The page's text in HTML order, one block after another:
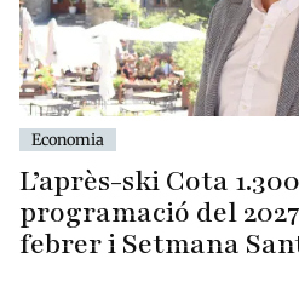
Economia
L’après-ski Cota
programació del
febrer i Setmana